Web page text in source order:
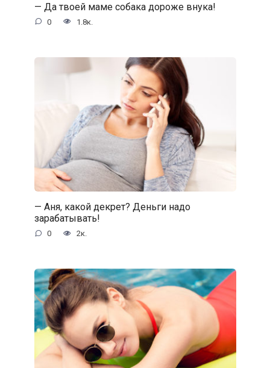
— Да твоей маме собака дороже внука!
0 1.8к.
— Аня, какой декрет? Деньги надо
зарабатывать!
0 2к.